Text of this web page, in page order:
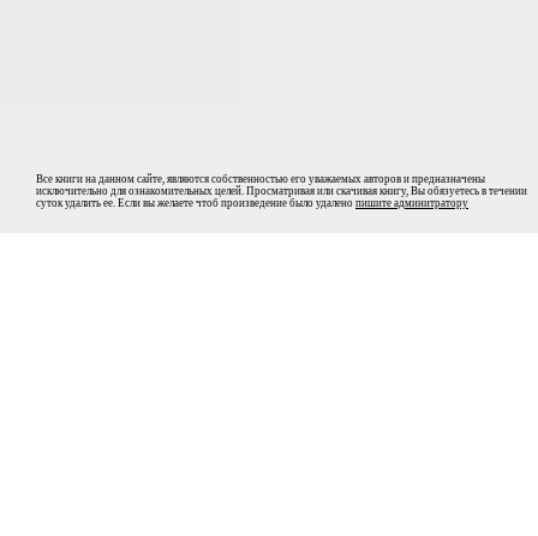
Все книги на данном сайте, являются собственностью его уважаемых авторов и предназначены
исключительно для ознакомительных целей. Просматривая или скачивая книгу, Вы обязуетесь в течении
суток удалить ее. Если вы желаете чтоб произведение было удалено пишите админитратору